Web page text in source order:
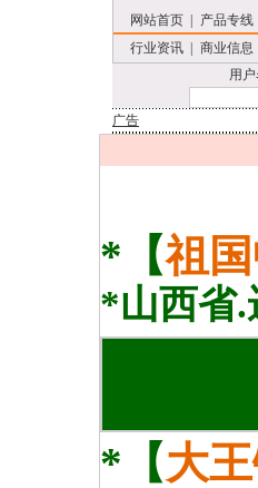
网站首页 产品专线
行业资讯
商业信息
用户
广告
*【祖
*山西省.
*【大